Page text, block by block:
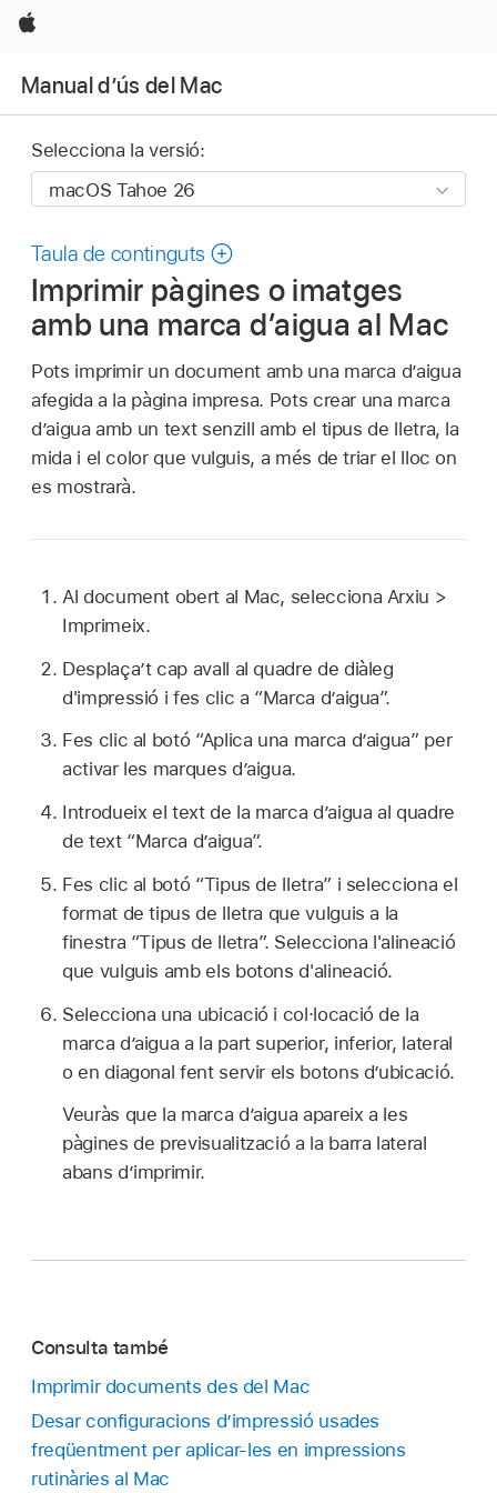
Apple
Manual d’ús del Mac
Selecciona la versió:
Taula de continguts
Imprimir pàgines o imatges
amb una marca d’aigua al Mac
Pots imprimir un document amb una marca d’aigua
afegida a la pàgina impresa. Pots crear una marca
d’aigua amb un text senzill amb el tipus de lletra, la
mida i el color que vulguis, a més de triar el lloc on
es mostrarà.
Al document obert al Mac, selecciona Arxiu >
Imprimeix.
Desplaça’t cap avall al quadre de diàleg
d'impressió i fes clic a “Marca d’aigua”.
Fes clic al botó “Aplica una marca d’aigua” per
activar les marques d’aigua.
Introdueix el text de la marca d’aigua al quadre
de text “Marca d’aigua”.
Fes clic al botó “Tipus de lletra” i selecciona el
format de tipus de lletra que vulguis a la
finestra “Tipus de lletra”. Selecciona l'alineació
que vulguis amb els botons d'alineació.
Selecciona una ubicació i col·locació de la
marca d’aigua a la part superior, inferior, lateral
o en diagonal fent servir els botons d’ubicació.
Veuràs que la marca d’aigua apareix a les
pàgines de previsualització a la barra lateral
abans d’imprimir.
Consulta també
Imprimir documents des del Mac
Desar configuracions d’impressió usades
freqüentment per aplicar-les en impressions
rutinàries al Mac